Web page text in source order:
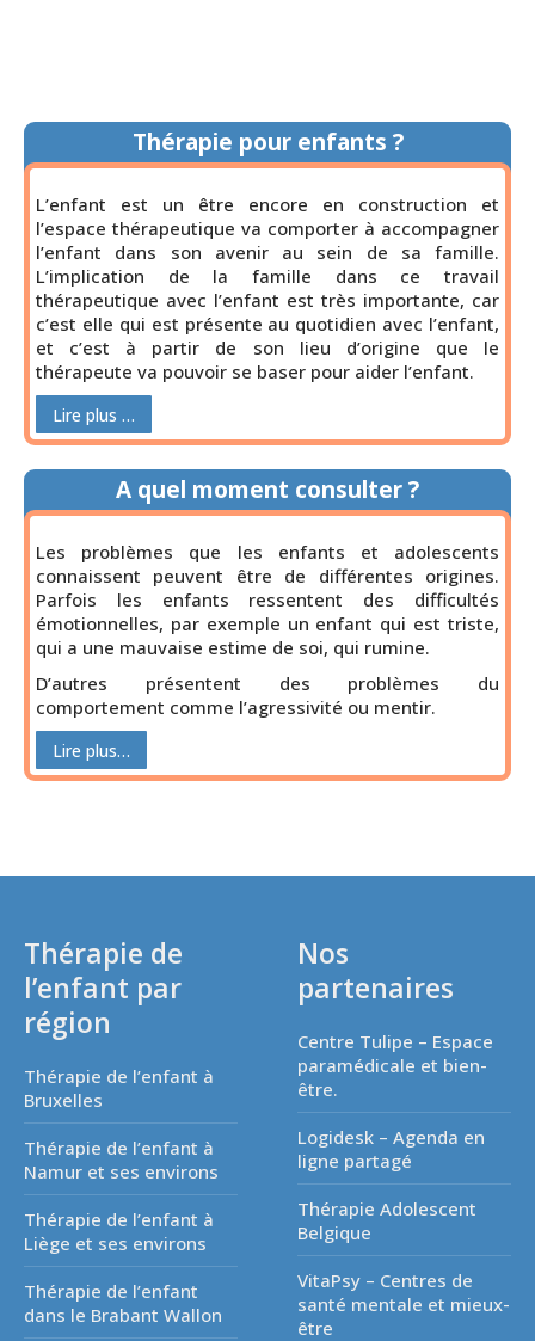
Thérapie pour enfants ?
L’enfant est un être encore en construction et
l’espace thérapeutique va comporter à accompagner
l’enfant dans son avenir au sein de sa famille.
L’implication de la famille dans ce travail
thérapeutique avec l’enfant est très importante, car
c’est elle qui est présente au quotidien avec l’enfant,
et c’est à partir de son lieu d’origine que le
thérapeute va pouvoir se baser pour aider l’enfant.
Lire plus …
A quel moment consulter ?
Les problèmes que les enfants et adolescents
connaissent peuvent être de différentes origines.
Parfois les enfants ressentent des difficultés
émotionnelles, par exemple un enfant qui est triste,
qui a une mauvaise estime de soi, qui rumine.
D’autres présentent des problèmes du
comportement comme l’agressivité ou mentir.
Lire plus…
Thérapie de
l’enfant par
région
Thérapie de l’enfant à
Bruxelles
Thérapie de l’enfant à
Namur et ses environs
Thérapie de l’enfant à
Liège et ses environs
Thérapie de l’enfant
dans le Brabant Wallon
Nos
partenaires
Centre Tulipe – Espace
paramédicale et bien-
être.
Logidesk – Agenda en
ligne partagé
Thérapie Adolescent
Belgique
VitaPsy – Centres de
santé mentale et mieux-
être